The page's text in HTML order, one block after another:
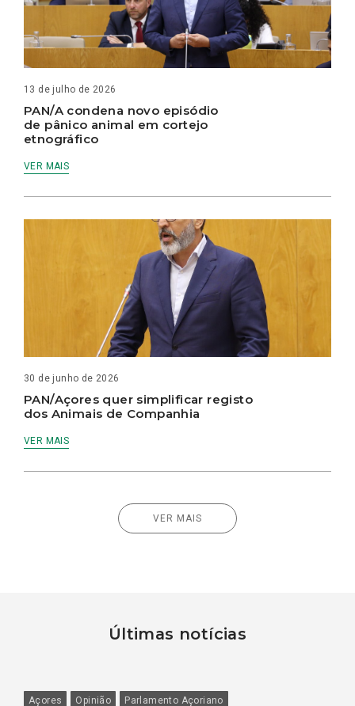
13 de julho de 2026
PAN/A condena novo episódio
de pânico animal em cortejo
etnográfico
VER MAIS
30 de junho de 2026
PAN/Açores quer simplificar registo
dos Animais de Companhia
VER MAIS
VER MAIS
Últimas notícias
Açores Opinião Parlamento Açoriano